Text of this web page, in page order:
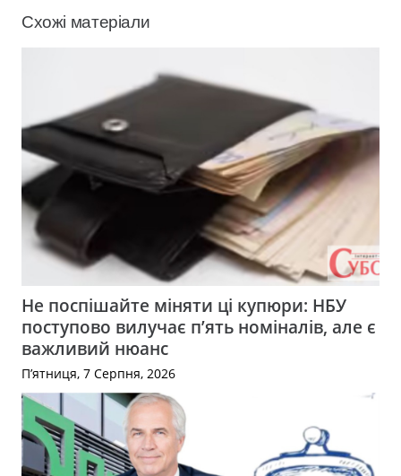
Схожі матеріали
Не поспішайте міняти ці купюри: НБУ
поступово вилучає п’ять номіналів, але є
важливий нюанс
П’ятниця, 7 Серпня, 2026